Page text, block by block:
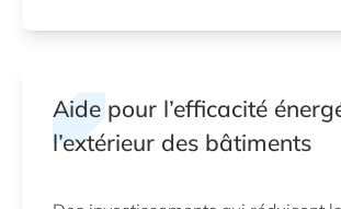
Aide pour l’efficacité
l’extérieur des bâtiments